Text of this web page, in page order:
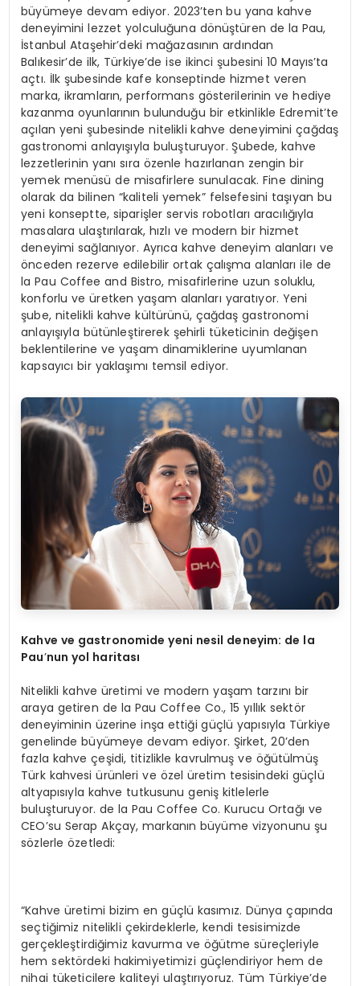
büyümeye devam ediyor. 2023’ten bu yana kahve
deneyimini lezzet yolculuğuna dönüştüren de la Pau,
İstanbul Ataşehir’deki mağazasının ardından
Balıkesir’de ilk, Türkiye’de ise ikinci şubesini 10 Mayıs’ta
açtı. İlk şubesinde kafe konseptinde hizmet veren
marka, ikramların, performans gösterilerinin ve hediye
kazanma oyunlarının bulunduğu bir etkinlikle Edremit’te
açılan yeni şubesinde nitelikli kahve deneyimini çağdaş
gastronomi anlayışıyla buluşturuyor. Şubede, kahve
lezzetlerinin yanı sıra özenle hazırlanan zengin bir
yemek menüsü de misafirlere sunulacak. Fine dining
olarak da bilinen “kaliteli yemek” felsefesini taşıyan bu
yeni konseptte, siparişler servis robotları aracılığıyla
masalara ulaştırılarak, hızlı ve modern bir hizmet
deneyimi sağlanıyor. Ayrıca kahve deneyim alanları ve
önceden rezerve edilebilir ortak çalışma alanları ile de
la Pau Coffee and Bistro, misafirlerine uzun soluklu,
konforlu ve üretken yaşam alanları yaratıyor. Yeni
şube, nitelikli kahve kültürünü, çağdaş gastronomi
anlayışıyla bütünleştirerek şehirli tüketicinin değişen
beklentilerine ve yaşam dinamiklerine uyumlanan
kapsayıcı bir yaklaşımı temsil ediyor.
Kahve ve gastronomide yeni nesil deneyim: de la
Pau’nun yol haritası
Nitelikli kahve üretimi ve modern yaşam tarzını bir
araya getiren de la Pau Coffee Co., 15 yıllık sektör
deneyiminin üzerine inşa ettiği güçlü yapısıyla Türkiye
genelinde büyümeye devam ediyor. Şirket, 20’den
fazla kahve çeşidi, titizlikle kavrulmuş ve öğütülmüş
Türk kahvesi ürünleri ve özel üretim tesisindeki güçlü
altyapısıyla kahve tutkusunu geniş kitlelerle
buluşturuyor. de la Pau Coffee Co. Kurucu Ortağı ve
CEO’su Serap Akçay, markanın büyüme vizyonunu şu
sözlerle özetledi:
“Kahve üretimi bizim en güçlü kasımız. Dünya çapında
seçtiğimiz nitelikli çekirdeklerle, kendi tesisimizde
gerçekleştirdiğimiz kavurma ve öğütme süreçleriyle
hem sektördeki hakimiyetimizi güçlendiriyor hem de
nihai tüketicilere kaliteyi ulaştırıyoruz. Tüm Türkiye’de